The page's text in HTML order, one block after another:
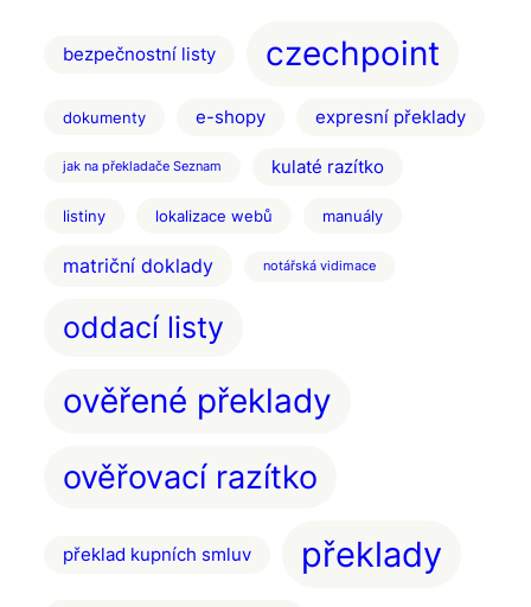
bezpečnostní listy czechpoint
dokumenty e-shopy expresní překlady
jak na překladače Seznam kulaté razítko
listiny lokalizace webů manuály
matriční doklady notářská vidimace
oddací listy
ověřené překlady
ověřovací razítko
překlad kupních smluv překlady